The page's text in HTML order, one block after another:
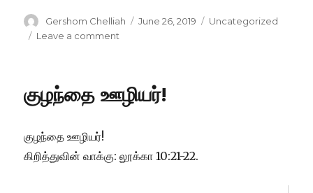
Author
Gershom Chelliah
Posted
June 26, 2019 Categories
Uncategorized
Leave a comment
குழந்தை ஊழியர்!
குழந்தை ஊழியர்!
கிறித்துவின் வாக்கு: லூக்கா 10:21-22.